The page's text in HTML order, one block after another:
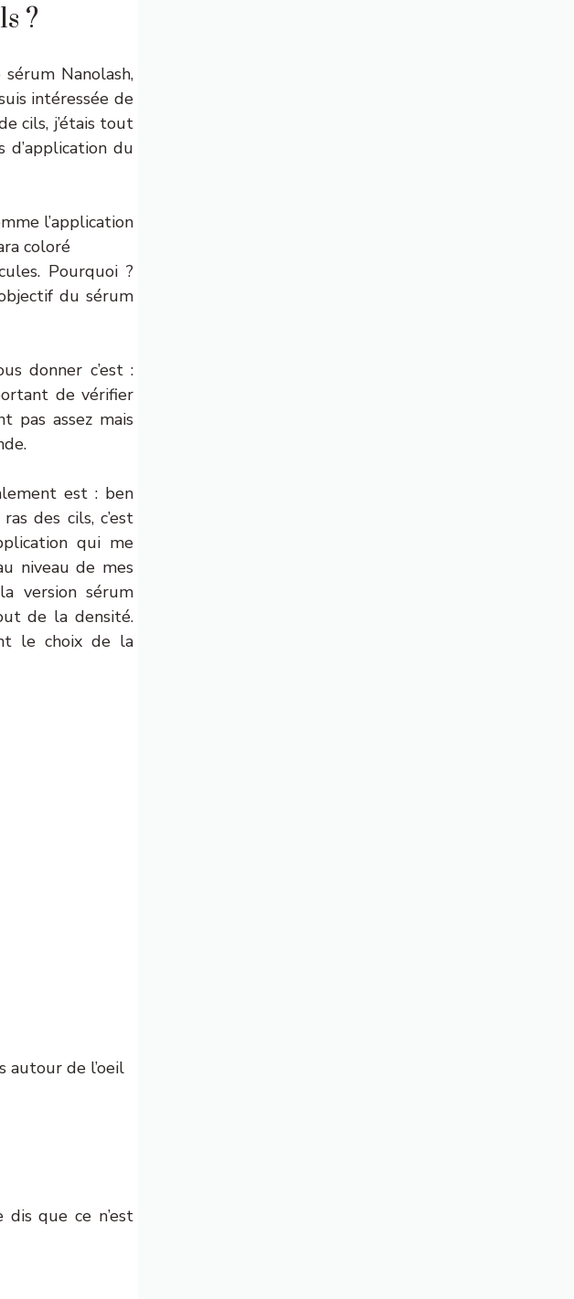
?
Nanolash,
intéressée de
cils, j’étais tout
du
l’application
coloré
Pourquoi ?
du sérum
donner c’est :
de vérifier
pas assez mais
est : ben
des cils, c’est
qui me
niveau de mes
version sérum
de la densité.
le choix de la
autour de l’oeil
que ce n’est